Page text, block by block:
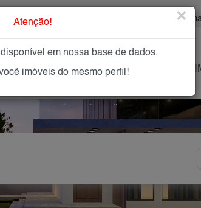
|
IMOBILIÁRIAS OFEREÇA SEU
Atenção! ×
em nossa base de dados.
imóveis do mesmo perfil!